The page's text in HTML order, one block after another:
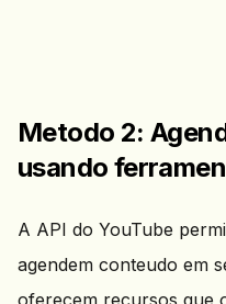
Metodo 2:
usando
A API do YouTube
agendem conteudo em
oferecem recursos que